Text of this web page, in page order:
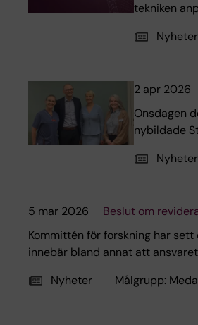
tekniken
Nyheter
2 apr 2026
Onsdagen
nybildade
Nyheter
5 mar 2026
Beslut om
Kommittén för forskning har
innebär bland annat att
Nyheter
Målgrupp: